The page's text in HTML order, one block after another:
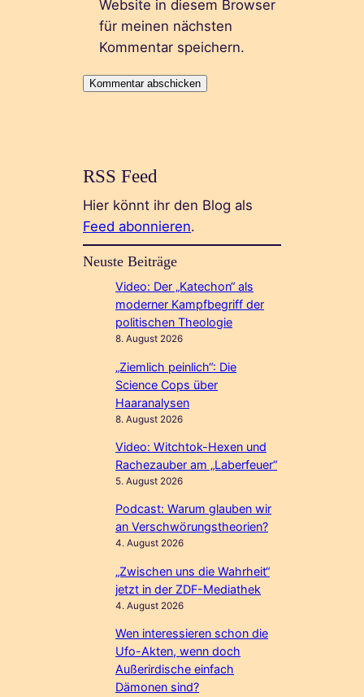
Website in diesem Browser
für meinen nächsten
Kommentar speichern.
RSS Feed
Hier könnt ihr den Blog als
Feed abonnieren.
Neuste Beiträge
Video: Der „Katechon“ als
moderner Kampfbegriff der
politischen Theologie
8. August 2026
„Ziemlich peinlich“: Die
Science Cops über
Haaranalysen
8. August 2026
Video: Witchtok-Hexen und
Rachezauber am „Laberfeuer“
5. August 2026
Podcast: Warum glauben wir
an Verschwörungstheorien?
4. August 2026
„Zwischen uns die Wahrheit“
jetzt in der ZDF-Mediathek
4. August 2026
Wen interessieren schon die
Ufo-Akten, wenn doch
Außerirdische einfach
Dämonen sind?